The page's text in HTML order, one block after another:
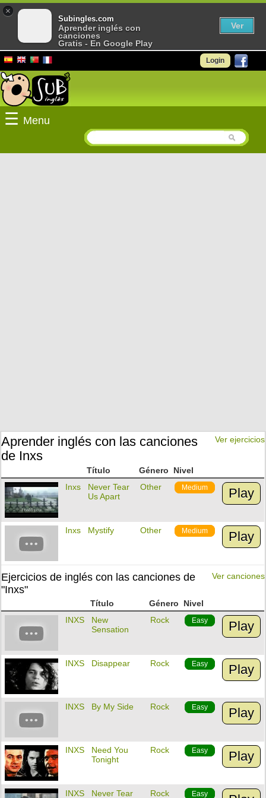
Login
☰ Menu
Ver ejercicios
Aprender inglés con las canciones
de Inxs
Título Género
Nivel
Inxs
Never Tear
Us Apart
Other Medium Play
Inxs Mystify Other Medium Play
Ver canciones
Ejercicios de inglés con las canciones de
"Inxs"
Título Género
Nivel
INXS
New
Sensation
Rock Easy Play
INXS Disappear Rock Easy Play
INXS By My Side Rock Easy Play
INXS
Need You
Tonight
Rock Easy Play
INXS Never Tear Rock Easy
×
Subingles.com
Aprender inglés con
canciones
Gratis - En Google Play
Ver